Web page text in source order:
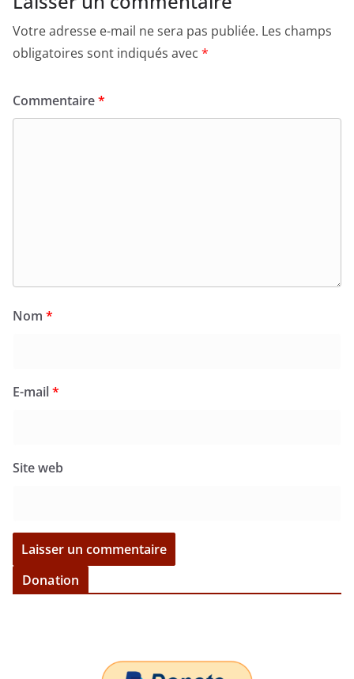
Votre adresse e-mail ne sera pas publiée. Les champs
obligatoires sont indiqués avec *
Commentaire*
Nom *
E-mail*
Site web
Donation